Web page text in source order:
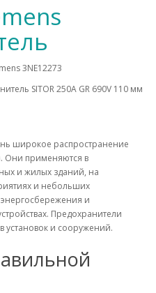
3NE12273
SITOR 250A GR 690V 110 мм
широкое распространение
Они применяются в
и жилых зданий, на
и небольших
энергосбережения и
Предохранители
установок и сооружений.